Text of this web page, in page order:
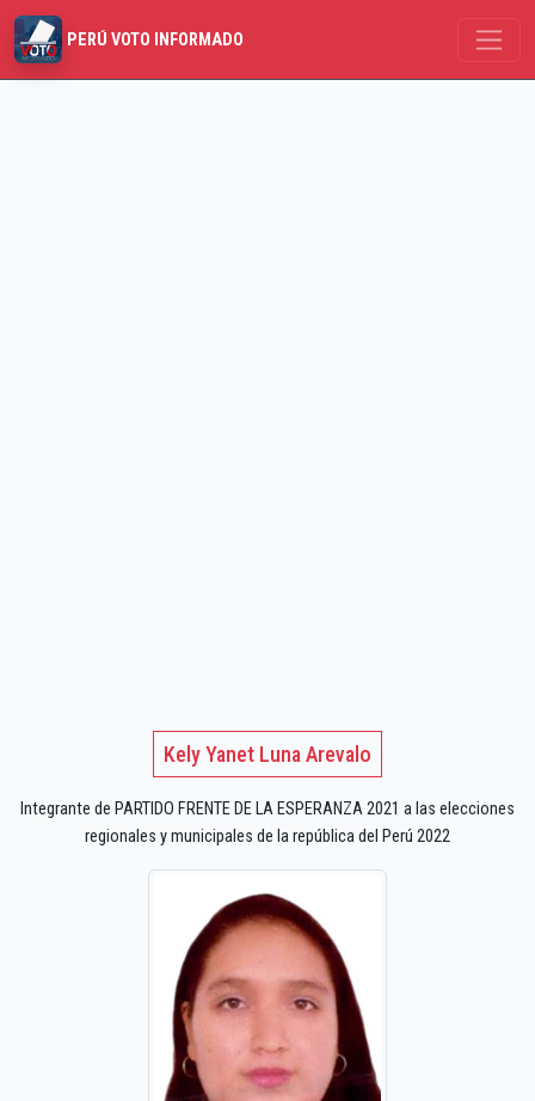
PERÚ VOTO INFORMADO
Kely Yanet Luna Arevalo
Integrante de PARTIDO FRENTE DE LA ESPERANZA 2021 a las elecciones
regionales y municipales de la república del Perú 2022